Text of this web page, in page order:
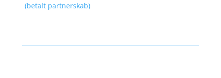
(betalt partnerskab)